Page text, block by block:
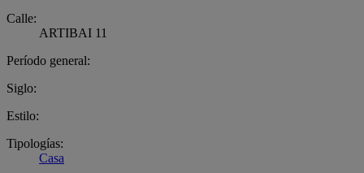
Calle:
ARTIBAI 11
Período general:
Siglo:
Estilo:
Tipologías:
Casa